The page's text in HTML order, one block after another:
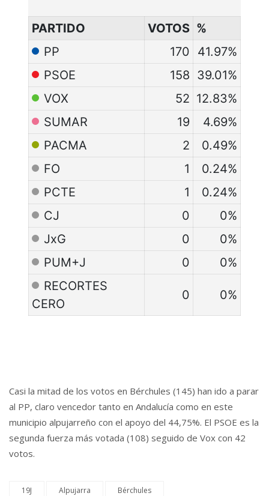
PARTIDO VOTOS %
PP
170
41.97%
PSOE
158 39.01%
VOX
52 12.83%
SUMAR
19
4.69%
PACMA
2
0.49%
FO
1
0.24%
PCTE
1
0.24%
CJ
0
0%
JxG
0
0%
PUM+J
0
0%
RECORTES
CERO
0 0%
Casi la mitad de los votos en Bérchules (145) han ido a parar
al PP, claro vencedor tanto en Andalucía como en este
municipio alpujarreño con el apoyo del 44,75%. El PSOE es la
segunda fuerza más votada (108) seguido de Vox con 42
votos.
19J Alpujarra Bérchules